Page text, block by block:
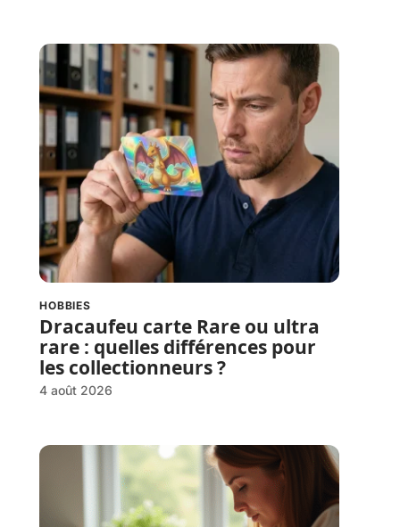
HOBBIES
Dracaufeu carte Rare ou ultra
rare : quelles différences pour
les collectionneurs ?
4 août 2026